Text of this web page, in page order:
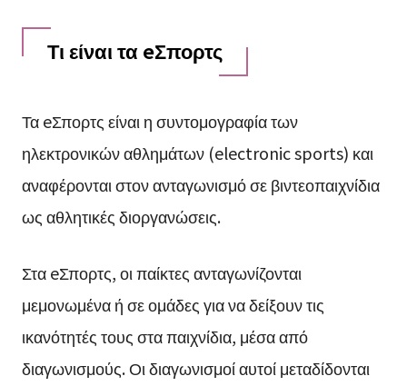
Τι είναι τα eΣπορτς
Τα eΣπορτς είναι η συντομογραφία των
ηλεκτρονικών αθλημάτων (electronic sports) και
αναφέρονται στον ανταγωνισμό σε βιντεοπαιχνίδια
ως αθλητικές διοργανώσεις.
Στα eΣπορτς, οι παίκτες ανταγωνίζονται
μεμονωμένα ή σε ομάδες για να δείξουν τις
ικανότητές τους στα παιχνίδια, μέσα από
διαγωνισμούς. Οι διαγωνισμοί αυτοί μεταδίδονται